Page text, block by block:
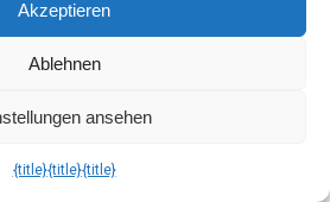
herzhaft-
Akzeptieren
Ablehnen
ansehen
{title}{title}{title}